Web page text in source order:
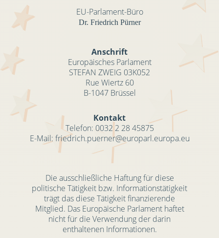
EU-Parlament-Büro
Dr. Friedrich Pürner
Anschrift
Europäisches Parlament
STEFAN ZWEIG 03K052
Rue Wiertz 60
B-1047 Brüssel
Kontakt
Telefon: 0032 2 28 45875
E-Mail: friedrich.puerner@europarl.europa.eu
Die ausschließliche Haftung für diese
politische Tätigkeit bzw. Informationstätigkeit
trägt das diese Tätigkeit finanzierende
Mitglied. Das Europäische Parlament haftet
nicht für die Verwendung der darin
enthaltenen Informationen.